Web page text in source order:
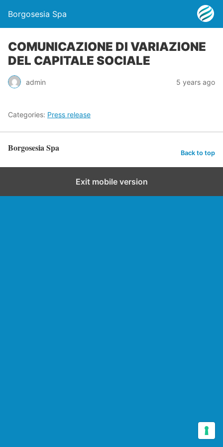
Borgosesia Spa
COMUNICAZIONE DI VARIAZIONE
DEL CAPITALE SOCIALE
admin 5 years ago
Categories: Press release
Borgosesia Spa Back to top
Exit mobile version